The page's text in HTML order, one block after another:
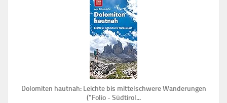
Dolomiten hautnah: Leichte bis mittelschwere Wanderungen
("Folio - Südtirol...